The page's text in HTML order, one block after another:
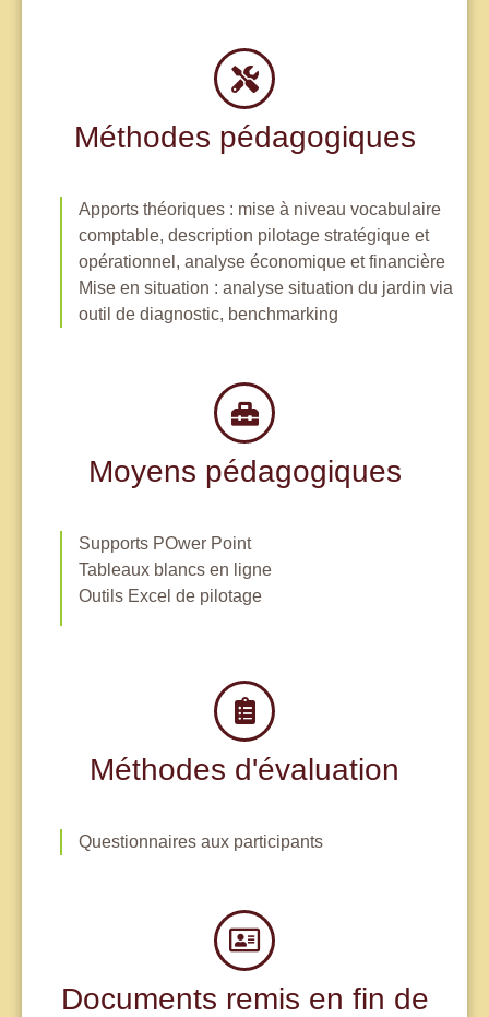
Méthodes pédagogiques
Apports théoriques : mise à niveau vocabulaire
comptable, description pilotage stratégique et
opérationnel, analyse économique et financière
Mise en situation : analyse situation du jardin via
outil de diagnostic, benchmarking
Moyens pédagogiques
Supports POwer Point
Tableaux blancs en ligne
Outils Excel de pilotage
Méthodes d'évaluation
Questionnaires aux participants
Documents remis en fin de